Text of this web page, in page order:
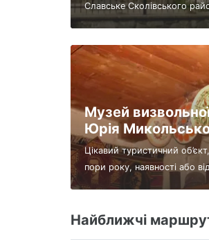
Славське Сколівського
Музей
Юрія
Цікавий туристичний
пори року, наявності або
Найближчі